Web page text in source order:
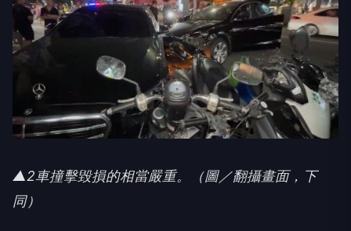
▲2車撞擊毀損的相當嚴重。（圖／翻攝畫面，下
同）